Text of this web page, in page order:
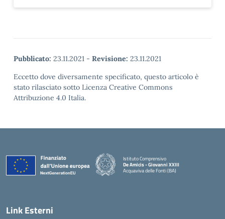
Pubblicato: 23.11.2021 - Revisione: 23.11.2021
Eccetto dove diversamente specificato, questo articolo è
stato rilasciato sotto Licenza Creative Commons
Attribuzione 4.0 Italia.
Istituto Comprensivo
De Amicis - Giovanni XXIII
Acquaviva delle Fonti (BA)
— Visita la pagina iniziale della scuola
Link Esterni